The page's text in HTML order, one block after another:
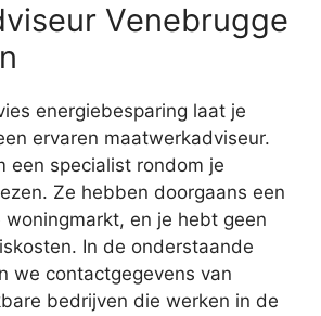
Venebrugge
energiebesparing laat je
ervaren maatwerkadviseur.
een specialist rondom je
Ze hebben doorgaans een
woningmarkt, en je hebt geen
In de onderstaande
we contactgegevens van
bedrijven die werken in de